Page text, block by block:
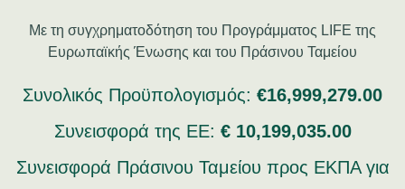
Με τη συγχρηματοδότηση του Προγράμματος LIFE της
Ευρωπαϊκής Ένωσης και του Πράσινου Ταμείου
Συνολικός Προϋπολογισμός: €16,999,279.00
Συνεισφορά της ΕΕ: € 10,199,035.00
Συνεισφορά Πράσινου Ταμείου προς ΕΚΠΑ για